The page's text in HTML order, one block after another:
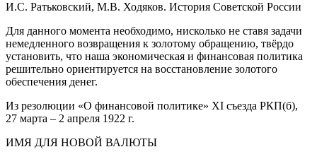
И.С. Ратьковский, М.В. Ходяков. История Советской России
Для данного момента необходимо, нисколько не ставя задачи
немедленного возвращения к золотому обращению, твёрдо
установить, что наша экономическая и финансовая политика
решительно ориентируется на восстановление золотого
обеспечения денег.
Из резолюции «О финансовой политике» XI съезда РКП(б),
27 марта – 2 апреля 1922 г.
ИМЯ ДЛЯ НОВОЙ ВАЛЮТЫ